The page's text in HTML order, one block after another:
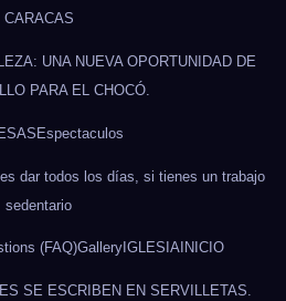
CARACAS
UNA NUEVA OPORTUNIDAD DE
PARA EL CHOCÓ.
Espectaculos
dar todos los días, si tienes un trabajo
sedentario
(FAQ)GalleryIGLESIAINICIO
SE ESCRIBEN EN SERVILLETAS.